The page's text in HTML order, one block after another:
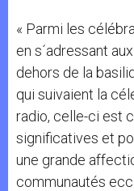
« Parmi les
en s´adressant
dehors de la
qui suivaient la
radio, celle-ci est
significatives et
une grande
communautés